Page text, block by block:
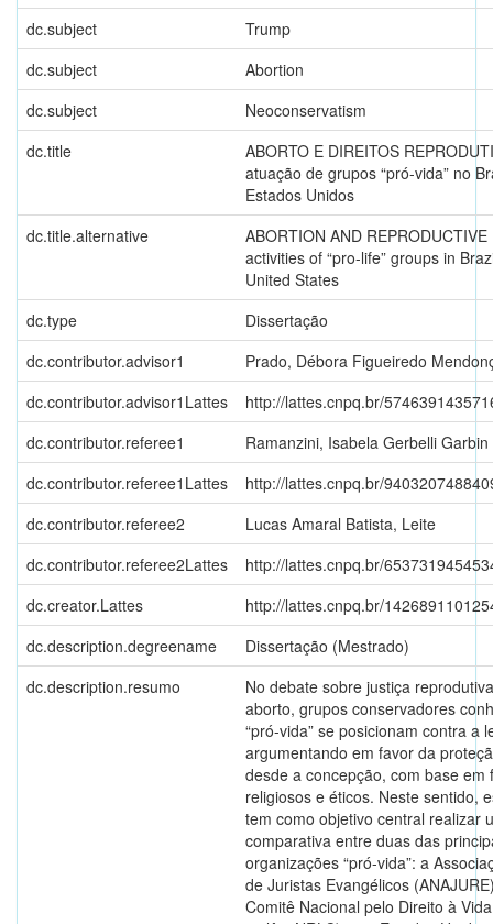
dc.subject
Trump
dc.subject
Abortion
dc.subject
Neoconservatism
dc.title
ABORTO E DIREITOS
atuação de grupos “pró-vida” no
Estados Unidos
dc.title.alternative
ABORTION AND
activities of “pro-life” groups in
United States
dc.type
Dissertação
dc.contributor.advisor1
Prado, Débora Figueiredo
dc.contributor.advisor1Lattes
http://lattes.cnpq.br/
dc.contributor.referee1
Ramanzini, Isabela Gerbelli Garbin
dc.contributor.referee1Lattes
http://lattes.cnpq.br/
dc.contributor.referee2
Lucas Amaral Batista, Leite
dc.contributor.referee2Lattes
http://lattes.cnpq.br/
dc.creator.Lattes
http://lattes.cnpq.br/
dc.description.degreename
Dissertação (Mestrado)
dc.description.resumo
No debate sobre justiça
aborto, grupos conservadores
“pró-vida” se posicionam contra a
argumentando em favor da
desde a concepção, com base em
religiosos e éticos. Neste sentido,
tem como objetivo central realizar
comparativa entre duas das
organizações “pró-vida”: a
de Juristas Evangélicos
Comitê Nacional pelo Direito à